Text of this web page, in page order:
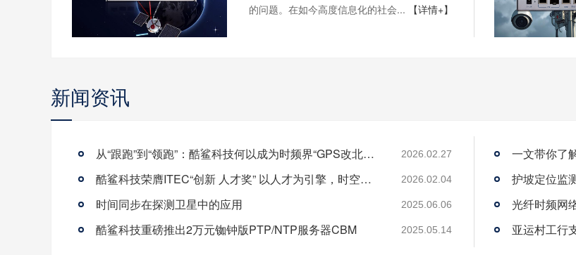
的问题。在如今高度信息化的社会...
【详情+】
新闻资讯
从“跟跑”到“领跑”：酷鲨科技何以成为时频界“GPS改北斗”市场的头号黑马 2026.02.27
酷鲨科技荣膺ITEC“创新 人才奖” 以人才为引擎，时空为基石，驱动智能未来 2026.02.04
时间同步在探测卫星中的应用 2025.06.06
酷鲨科技重磅推出2万元铷钟版PTP/NTP服务器CBM 2025.05.14
一文带你了
护坡定位监
光纤时频网